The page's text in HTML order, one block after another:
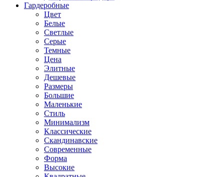
Гардеробные
Цвет
Белые
Светлые
Серые
Темные
Цена
Элитные
Дешевые
Размеры
Большие
Маленькие
Стиль
Минимализм
Классические
Скандинавские
Современные
Форма
Высокие